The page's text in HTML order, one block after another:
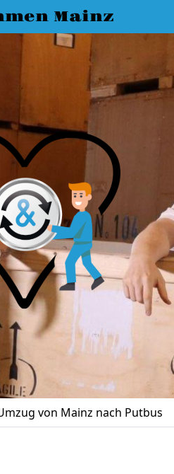
Mainz
von Mainz nach Putbus